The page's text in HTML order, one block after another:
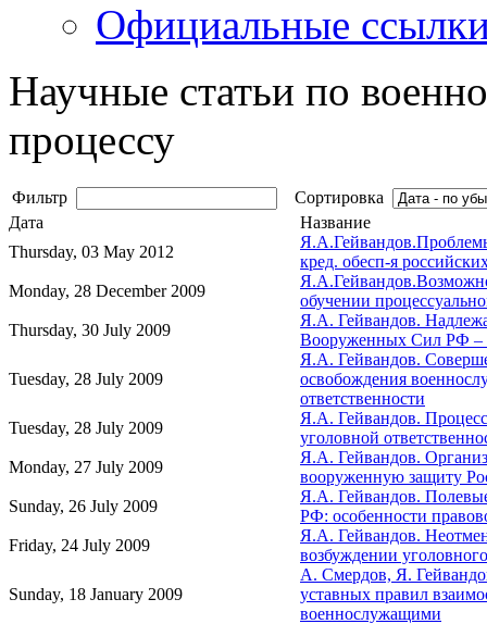
Официальные
Научные статьи по
процессу
Фильтр
Сортировка
Дата
Название
Thursday, 03 May 2012
кред. обесп-я
Monday, 28 December 2009
обучении
Thursday, 30 July 2009
Я.А. Гейвандов.
Вооруженных Сил РФ –
Tuesday, 28 July 2009
Я.А. Гейвандов.
освобождения
ответственности
Tuesday, 28 July 2009
Я.А. Гейвандов.
уголовной
Monday, 27 July 2009
Я.А. Гейвандов.
вооруженную защиту
Sunday, 26 July 2009
Я.А. Гейвандов.
РФ: особенности
Friday, 24 July 2009
Я.А. Гейвандов.
возбуждении
Sunday, 18 January 2009
А. Смердов, Я.
уставных правил
военнослужащими